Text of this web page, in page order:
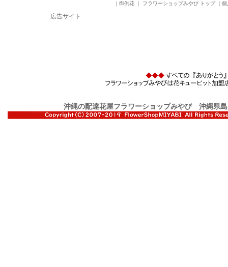
｜ 御供花 ｜ フラワーショップみやび トップ｜ 個
広告サイト
沖縄の配達花屋フラワーショップみやび沖縄県島